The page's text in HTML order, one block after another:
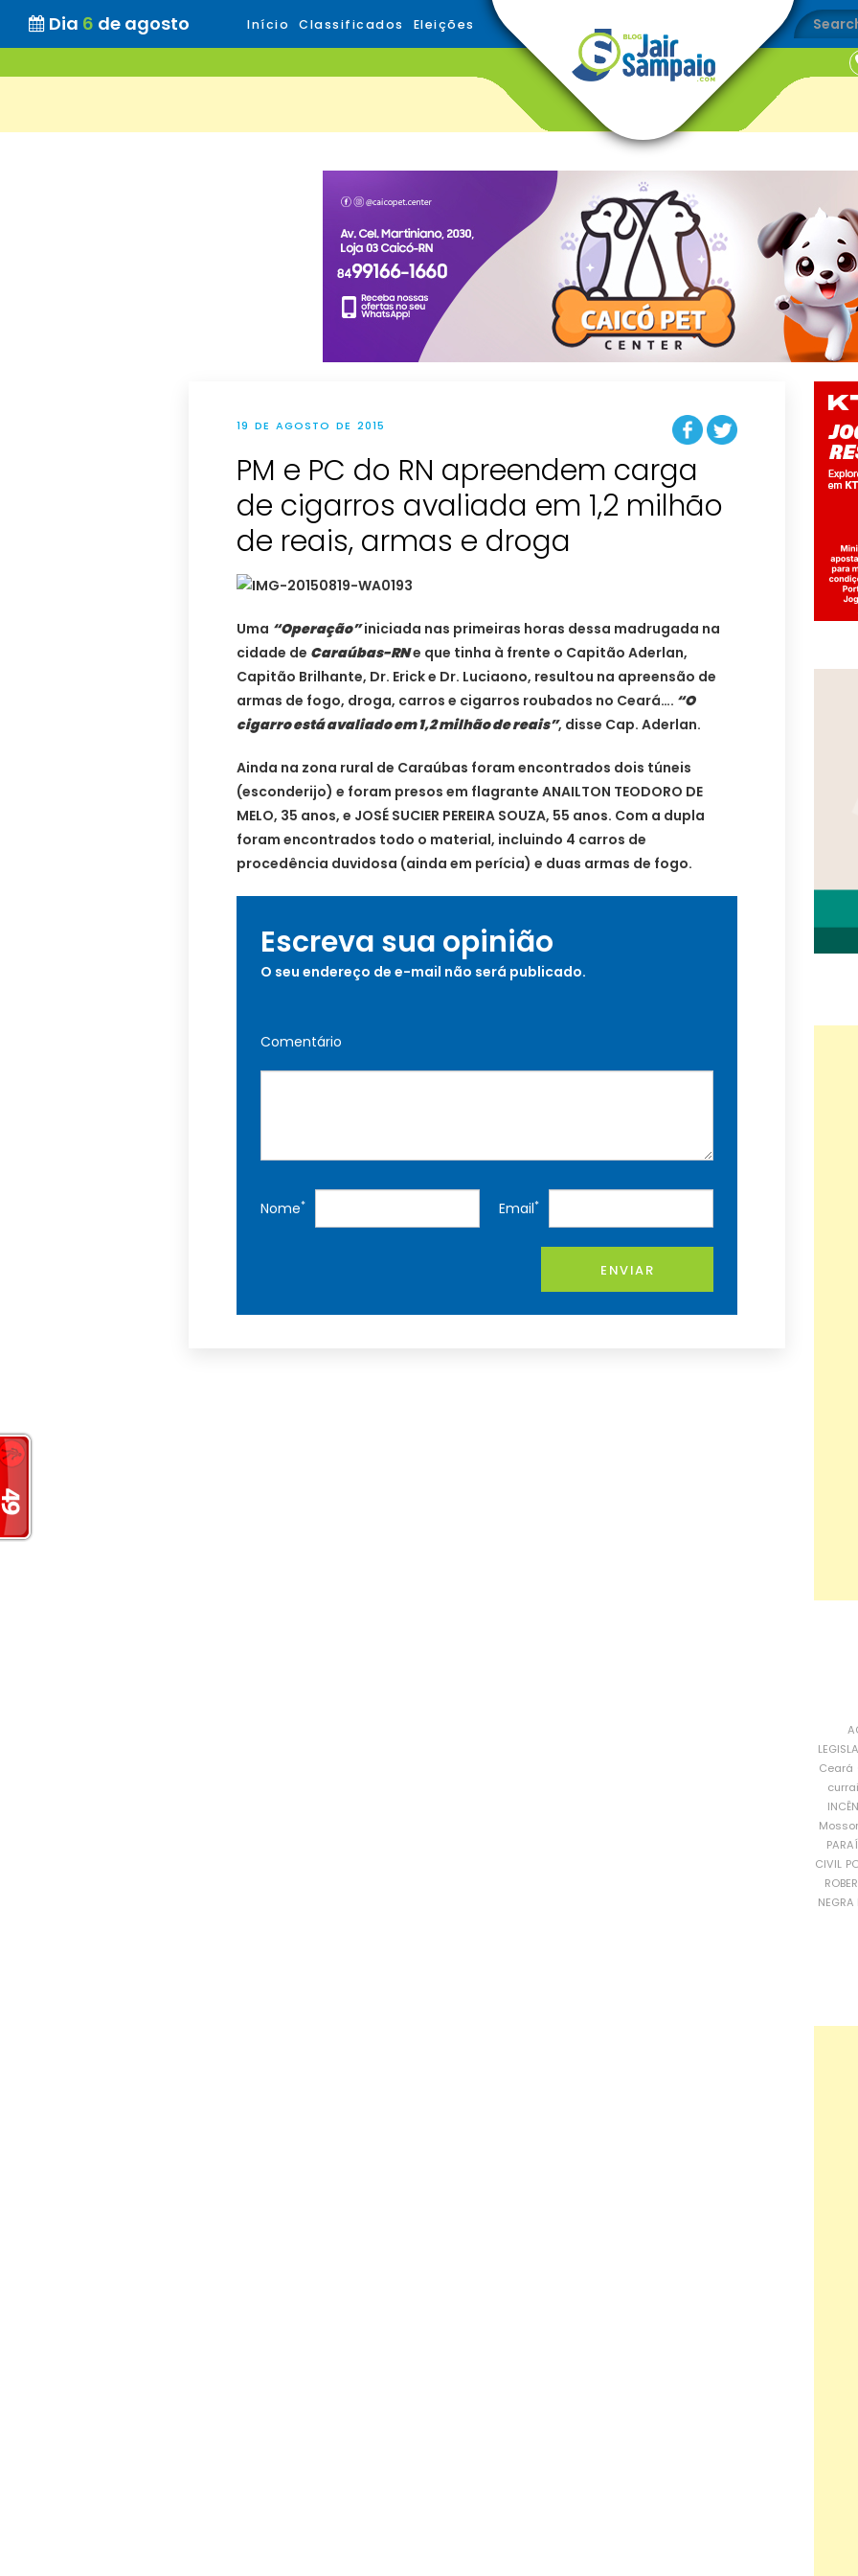
Dia 6 de agosto Início Classificados Eleições
19 DE AGOSTO DE 2015
PM e PC do RN apreendem carga
de cigarros avaliada em 1,2 milhão
de reais, armas e droga
Uma “Operação” iniciada nas primeiras horas dessa madrugada na
cidade de Caraúbas-RNe que tinha à frente o Capitão Aderlan,
Capitão Brilhante, Dr. Erick e Dr. Luciaono, resultou na apreensão de
armas de fogo, droga, carros e cigarros roubados no Ceará…. “O
cigarro está avaliado em 1,2 milhão de reais”, disse Cap. Aderlan.
Ainda na zona rural de Caraúbas foram encontrados dois túneis
(esconderijo) e foram presos em flagrante ANAILTON TEODORO DE
MELO, 35 anos, e JOSÉ SUCIER PEREIRA SOUZA, 55 anos. Com a dupla
foram encontrados todo o material, incluindo 4 carros de
procedência duvidosa (ainda em perícia) e duas armas de fogo.
Escreva sua opinião
O seu endereço de e-mail não será publicado.
Comentário
Nome* Email*
ENVIAR
Ceará
CIVIL
NEGRA